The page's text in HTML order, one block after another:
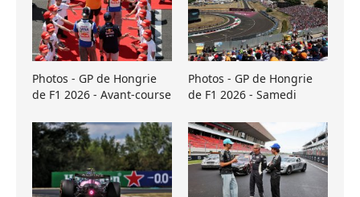
Photos - GP de Hongrie
de F1 2026 - Avant-course
Photos - GP de Hongrie
de F1 2026 - Samedi